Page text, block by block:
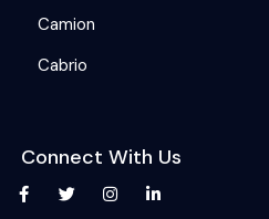
Camion
Cabrio
Connect With Us